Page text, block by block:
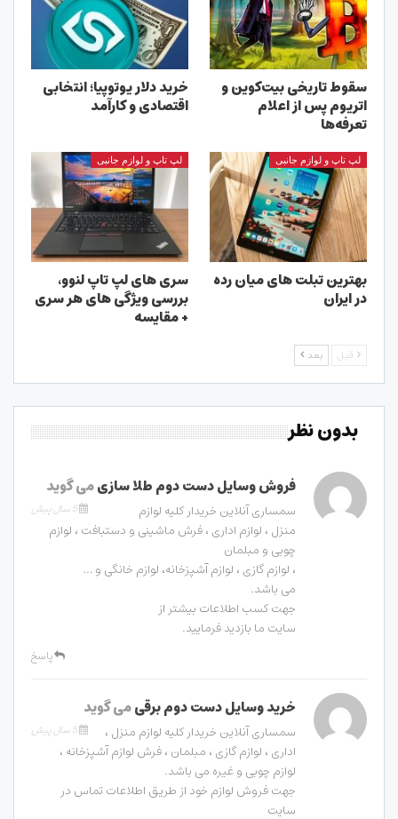
سقوط تاریخی بیت‌کوین و
اتریوم پس از اعلام
تعرفه‌ها
خرید دلار یوتوپیا؛ انتخابی
اقتصادی و کارآمد
لپ تاپ و لوازم جانبی
بهترین تبلت های میان رده
در ایران
لپ تاپ و لوازم جانبی
سری های لپ تاپ لنوو،
بررسی ویژگی های هر سری
+ مقایسه
قبل بعد
بدون نظر
فروش وسایل دست دوم طلا سازیمی گوید
سمساری آنلاین خریدار کلیه لوازم
منزل ، لوازم اداری ، فرش ماشینی و دستبافت ، لوازم
چوبی و مبلمان
، لوازم گازی ، لوازم آشپزخانه، لوازم خانگی و …
می باشد.
جهت کسب اطلاعات بیشتر از
سایت ما بازدید فرمایید.
پاسخ
خرید وسایل دست دوم برقیمی گوید
سمساری آنلاین خریدار کلیه لوازم منزل ،
اداری ، لوازم گازی ، مبلمان ، فرش لوازم آشپزخانه ،
لوازم چوبی و غیره می باشد.
جهت فروش لوازم خود از طریق اطلاعات تماس در
سایت